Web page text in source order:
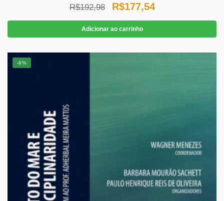
R$192,98
O
preço
original
era:
R$177,54O
preço
atual
é:
Adicionar ao carrinho
-8%